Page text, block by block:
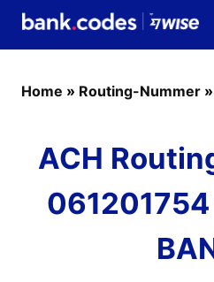
Home » Routing-Nummer »
ACH
061201754